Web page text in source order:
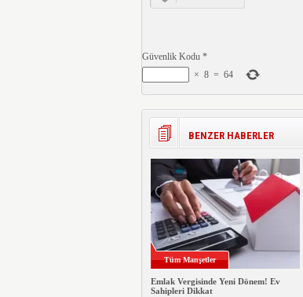
Güvenlik Kodu*
× 8 = 64
BENZER HABERLER
Tüm Manşetler
Emlak Vergisinde Yeni Dönem! Ev
Sahipleri Dikkat